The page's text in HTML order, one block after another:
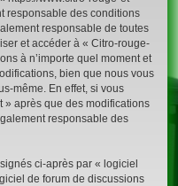
responsable des conditions
responsable de toutes
et accéder à « Citro-rouge-
à n’importe quel moment et
bien que nous vous
même. En effet, si vous
» après que des modifications
responsable des
ci-après par « logiciel
de forum de discussions